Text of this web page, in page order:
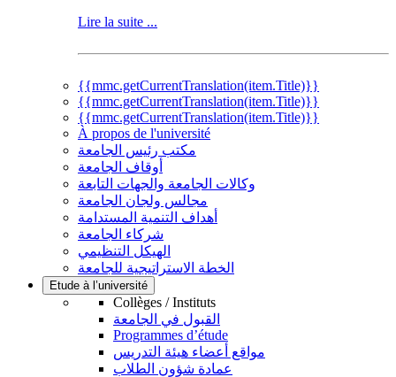
Lire la suite ...
{{mmc.getCurrentTranslation(item.Title)}}
{{mmc.getCurrentTranslation(item.Title)}}
{{mmc.getCurrentTranslation(item.Title)}}
À propos de l'université
مكتب رئيس الجامعة
أوقاف الجامعة
وكالات الجامعة والجهات التابعة
مجالس ولجان الجامعة
أهداف التنمية المستدامة
شركاء الجامعة
الهيكل التنظيمي
الخطة الاستراتيجية للجامعة
Etude à l’université
Collèges / Instituts
القبول في الجامعة
Programmes d’étude
مواقع أعضاء هيئة التدريس
عمادة شؤون الطلاب